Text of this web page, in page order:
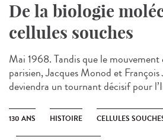
De la biologie
cellules souches
Mai 1968. Tandis que le
parisien, Jacques Monod et
deviendra un tournant décisif pour
130 ANS HISTOIRE CELLULES